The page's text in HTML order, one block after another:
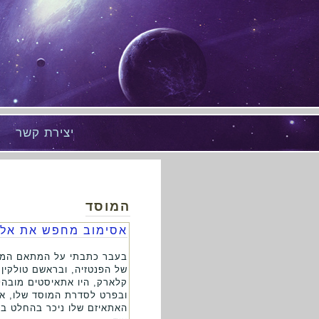
יצירת קשר
המוסד
אסימוב מחפש את
בעבר כתבתי על המתאם
של הפנטזיה, ובראשם
קלארק, היו אתאיסטים
ובפרט לסדרת המוסד שלו,
האתאיזם שלו ניכר בהחלט